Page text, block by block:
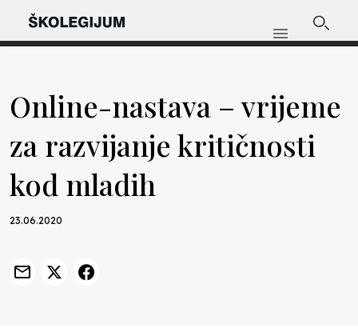
Online-nastava – vrijeme
za razvijanje kritičnosti
kod mladih
23.06.2020